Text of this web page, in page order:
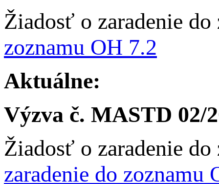
Žiadosť o zaradenie
zoznamu OH 7.2
Aktuálne:
Výzva č. MASTD 02/
Žiadosť o zaradenie
zaradenie do